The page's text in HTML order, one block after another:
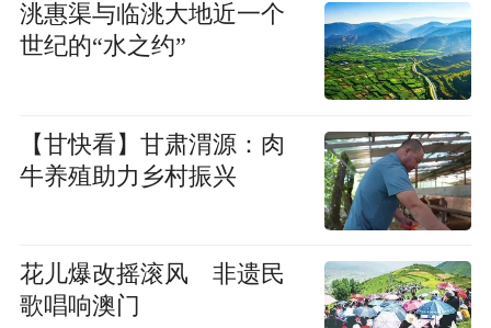
洮惠渠与临洮大地近一个
世纪的“水之约”
【甘快看】甘肃渭源：肉
牛养殖助力乡村振兴
花儿爆改摇滚风 非遗民
歌唱响澳门